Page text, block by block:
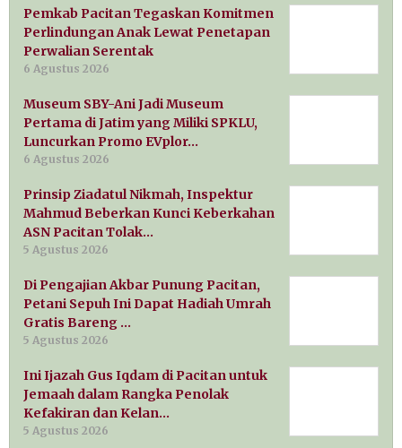
Pemkab Pacitan Tegaskan Komitmen
Perlindungan Anak Lewat Penetapan
Perwalian Serentak
6 Agustus 2026
Museum SBY-Ani Jadi Museum
Pertama di Jatim yang Miliki SPKLU,
Luncurkan Promo EVplor…
6 Agustus 2026
Prinsip Ziadatul Nikmah, Inspektur
Mahmud Beberkan Kunci Keberkahan
ASN Pacitan Tolak…
5 Agustus 2026
Di Pengajian Akbar Punung Pacitan,
Petani Sepuh Ini Dapat Hadiah Umrah
Gratis Bareng …
5 Agustus 2026
Ini Ijazah Gus Iqdam di Pacitan untuk
Jemaah dalam Rangka Penolak
Kefakiran dan Kelan…
5 Agustus 2026